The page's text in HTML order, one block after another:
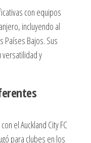
con equipos
incluyendo al
Países Bajos. Sus
versatilidad y
el Auckland City FC
para clubes en los